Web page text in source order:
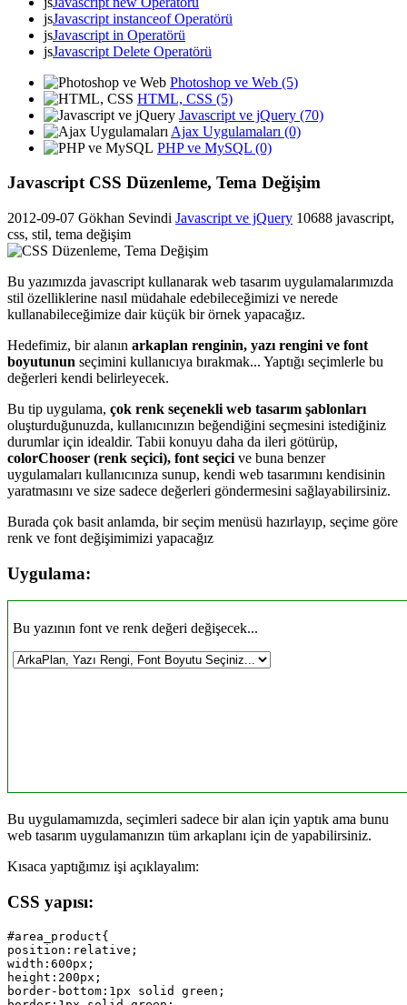
jsJavascript instanceof Operatörü
jsJavascript in Operatörü
jsJavascript Delete Operatörü
Photoshop ve Web (5)
HTML, CSS (5)
Javascript ve jQuery (70)
Ajax Uygulamaları (0)
PHP ve MySQL (0)
Javascript CSS Düzenleme, Tema Değişim
2012-09-07 Gökhan Sevindi Javascript ve jQuery 10688 javascript,
css, stil, tema değişim
Bu yazımızda javascript kullanarak web tasarım uygulamalarımızda
stil özelliklerine nasıl müdahale edebileceğimizi ve nerede
kullanabileceğimize dair küçük bir örnek yapacağız.
Hedefimiz, bir alanın arkaplan renginin, yazı rengini ve font
boyutunun seçimini kullanıcıya bırakmak... Yaptığı seçimlerle bu
değerleri kendi belirleyecek.
Bu tip uygulama, çok renk seçenekli web tasarım şablonları
oluşturduğunuzda, kullanıcınızın beğendiğini seçmesini istediğiniz
durumlar için idealdir. Tabii konuyu daha da ileri götürüp,
colorChooser (renk seçici), font seçici ve buna benzer
uygulamaları kullanıcınıza sunup, kendi web tasarımını kendisinin
yaratmasını ve size sadece değerleri göndermesini sağlayabilirsiniz.
Burada çok basit anlamda, bir seçim menüsü hazırlayıp, seçime göre
renk ve font değişimimizi yapacağız
Uygulama:
Bu yazının font ve renk değeri değişecek...
Bu uygulamamızda, seçimleri sadece bir alan için yaptık ama bunu
web tasarım uygulamanızın tüm arkaplanı için de yapabilirsiniz.
Kısaca yaptığımız işi açıklayalım:
CSS yapısı:
#area_product{
position:relative;
width:600px;
height:200px;
border-bottom:1px solid green;